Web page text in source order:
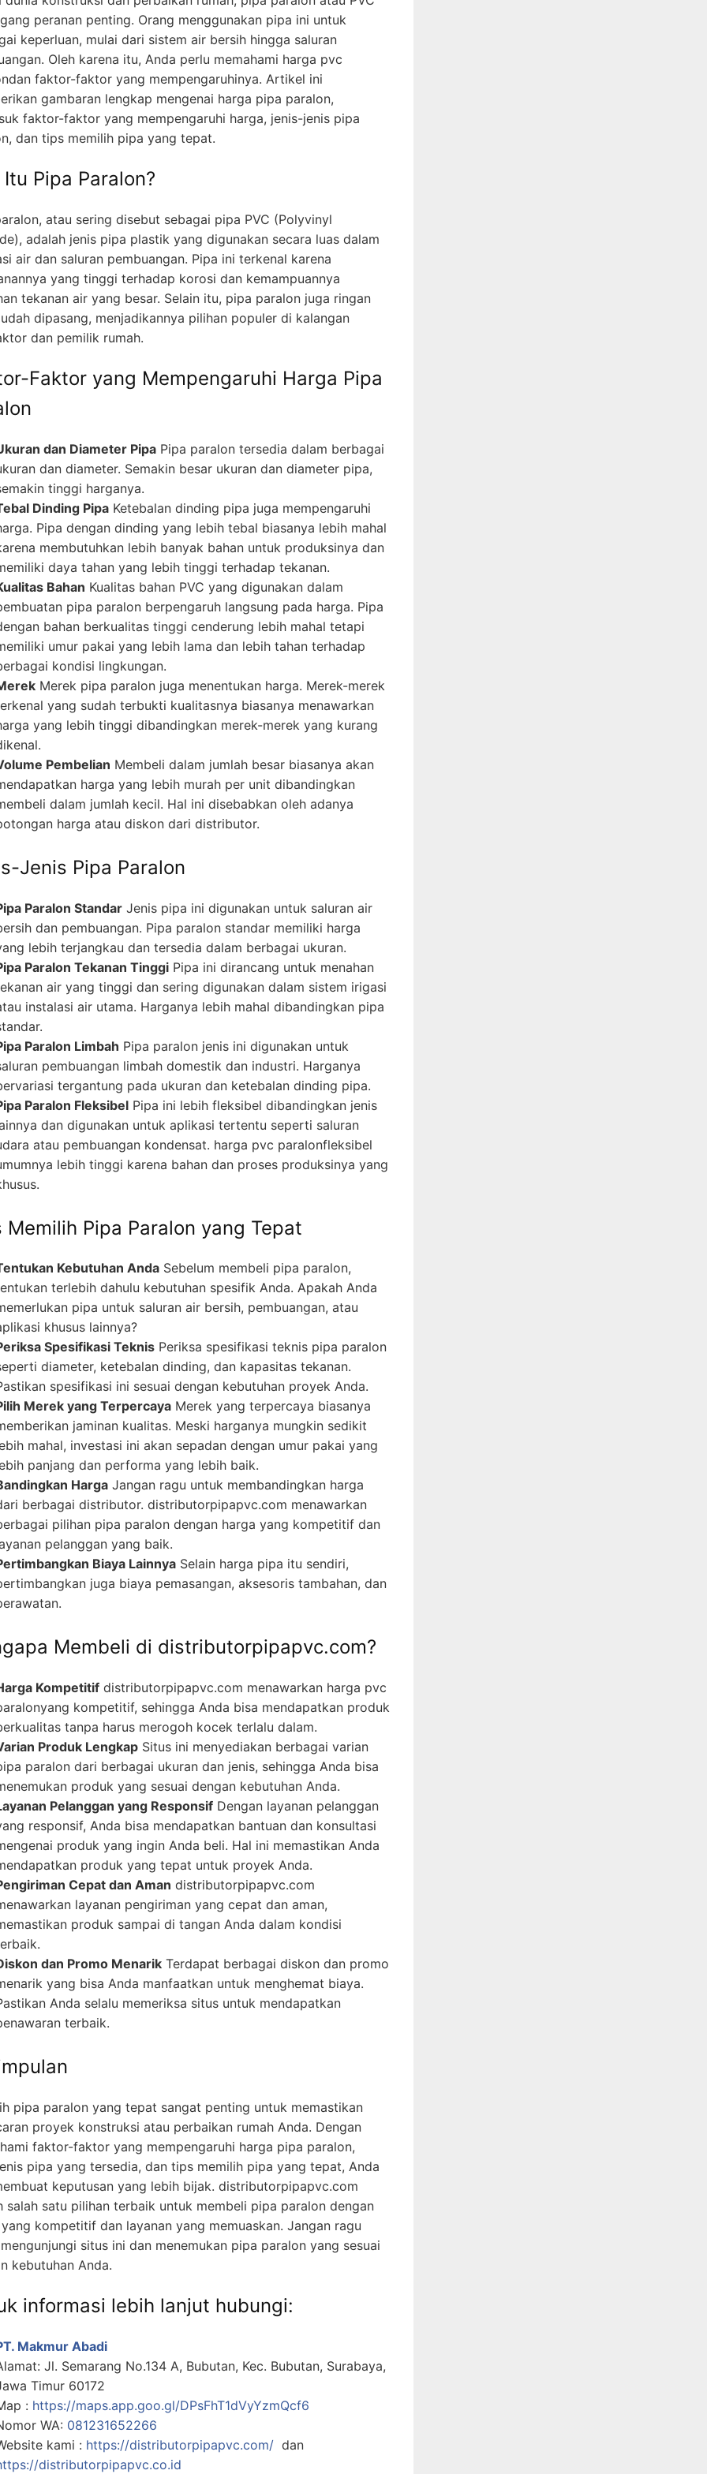
peranan penting. Orang menggunakan pipa ini untuk
keperluan, mulai dari sistem air bersih hingga saluran
Oleh karena itu, Anda perlu memahami harga pvc
faktor-faktor yang mempengaruhinya. Artikel ini
gambaran lengkap mengenai harga pipa paralon,
faktor-faktor yang mempengaruhi harga, jenis-jenis pipa
dan tips memilih pipa yang tepat.
Pipa Paralon?
atau sering disebut sebagai pipa PVC (Polyvinyl
adalah jenis pipa plastik yang digunakan secara luas dalam
air dan saluran pembuangan. Pipa ini terkenal karena
yang tinggi terhadap korosi dan kemampuannya
tekanan air yang besar. Selain itu, pipa paralon juga ringan
dipasang, menjadikannya pilihan populer di kalangan
dan pemilik rumah.
Faktor yang Mempengaruhi Harga Pipa
dan Diameter Pipa Pipa paralon tersedia dalam berbagai
dan diameter. Semakin besar ukuran dan diameter pipa,
tinggi harganya.
Dinding Pipa Ketebalan dinding pipa juga mempengaruhi
Pipa dengan dinding yang lebih tebal biasanya lebih mahal
membutuhkan lebih banyak bahan untuk produksinya dan
daya tahan yang lebih tinggi terhadap tekanan.
Bahan Kualitas bahan PVC yang digunakan dalam
pipa paralon berpengaruh langsung pada harga. Pipa
bahan berkualitas tinggi cenderung lebih mahal tetapi
umur pakai yang lebih lama dan lebih tahan terhadap
kondisi lingkungan.
Merek pipa paralon juga menentukan harga. Merek-merek
yang sudah terbukti kualitasnya biasanya menawarkan
yang lebih tinggi dibandingkan merek-merek yang kurang
Pembelian Membeli dalam jumlah besar biasanya akan
harga yang lebih murah per unit dibandingkan
dalam jumlah kecil. Hal ini disebabkan oleh adanya
harga atau diskon dari distributor.
Jenis Pipa Paralon
Paralon Standar Jenis pipa ini digunakan untuk saluran air
dan pembuangan. Pipa paralon standar memiliki harga
lebih terjangkau dan tersedia dalam berbagai ukuran.
Paralon Tekanan Tinggi Pipa ini dirancang untuk menahan
air yang tinggi dan sering digunakan dalam sistem irigasi
instalasi air utama. Harganya lebih mahal dibandingkan pipa
Paralon Limbah Pipa paralon jenis ini digunakan untuk
pembuangan limbah domestik dan industri. Harganya
tergantung pada ukuran dan ketebalan dinding pipa.
Paralon Fleksibel Pipa ini lebih fleksibel dibandingkan jenis
dan digunakan untuk aplikasi tertentu seperti saluran
atau pembuangan kondensat. harga pvc paralonfleksibel
lebih tinggi karena bahan dan proses produksinya yang
Memilih Pipa Paralon yang Tepat
Kebutuhan Anda Sebelum membeli pipa paralon,
terlebih dahulu kebutuhan spesifik Anda. Apakah Anda
pipa untuk saluran air bersih, pembuangan, atau
khusus lainnya?
Spesifikasi Teknis Periksa spesifikasi teknis pipa paralon
diameter, ketebalan dinding, dan kapasitas tekanan.
spesifikasi ini sesuai dengan kebutuhan proyek Anda.
Merek yang Terpercaya Merek yang terpercaya biasanya
jaminan kualitas. Meski harganya mungkin sedikit
mahal, investasi ini akan sepadan dengan umur pakai yang
panjang dan performa yang lebih baik.
Harga Jangan ragu untuk membandingkan harga
berbagai distributor. distributorpipapvc.com menawarkan
pilihan pipa paralon dengan harga yang kompetitif dan
pelanggan yang baik.
Biaya Lainnya Selain harga pipa itu sendiri,
juga biaya pemasangan, aksesoris tambahan, dan
Membeli di distributorpipapvc.com?
Kompetitif distributorpipapvc.com menawarkan harga pvc
kompetitif, sehingga Anda bisa mendapatkan produk
tanpa harus merogoh kocek terlalu dalam.
Produk Lengkap Situs ini menyediakan berbagai varian
paralon dari berbagai ukuran dan jenis, sehingga Anda bisa
produk yang sesuai dengan kebutuhan Anda.
Pelanggan yang Responsif Dengan layanan pelanggan
responsif, Anda bisa mendapatkan bantuan dan konsultasi
produk yang ingin Anda beli. Hal ini memastikan Anda
produk yang tepat untuk proyek Anda.
Cepat dan Aman distributorpipapvc.com
layanan pengiriman yang cepat dan aman,
produk sampai di tangan Anda dalam kondisi
dan Promo Menarik Terdapat berbagai diskon dan promo
yang bisa Anda manfaatkan untuk menghemat biaya.
Anda selalu memeriksa situs untuk mendapatkan
terbaik.
pipa paralon yang tepat sangat penting untuk memastikan
proyek konstruksi atau perbaikan rumah Anda. Dengan
faktor-faktor yang mempengaruhi harga pipa paralon,
pipa yang tersedia, dan tips memilih pipa yang tepat, Anda
keputusan yang lebih bijak. distributorpipapvc.com
salah satu pilihan terbaik untuk membeli pipa paralon dengan
kompetitif dan layanan yang memuaskan. Jangan ragu
situs ini dan menemukan pipa paralon yang sesuai
kebutuhan Anda.
informasi lebih lanjut hubungi:
Makmur Abadi
Jl. Semarang No.134 A, Bubutan, Kec. Bubutan, Surabaya,
Timur 60172
: https://maps.app.goo.gl/DPsFhT1dVyYzmQcf6
WA: 081231652266
kami : https://distributorpipapvc.com/ dan
distributorpipapvc.co.id